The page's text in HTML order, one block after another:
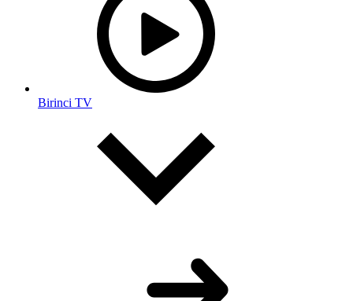
Birinci TV